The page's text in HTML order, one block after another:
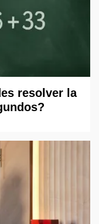
resolver la